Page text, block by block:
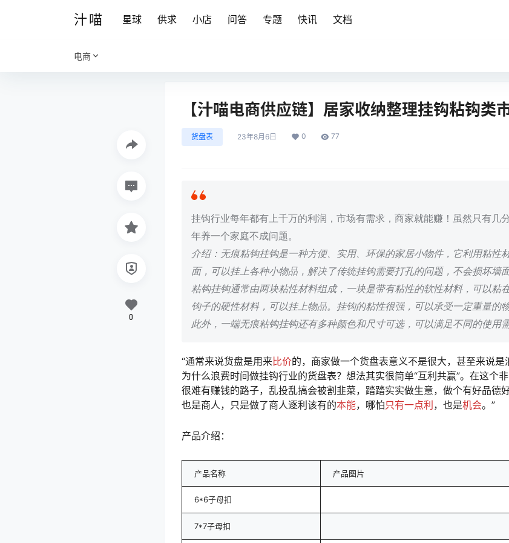
汁喵 星球 供求 小店 问答 专题 快讯 文档
电商
【汁喵电商供应链】居家收纳整理挂钩粘钩类
货盘表 23年8月6日 0 77
挂钩行业每年都有上千万的利润，市场有需求，商家就能赚！虽然只有几
年养一个家庭不成问题。
介绍：无痕粘钩挂钩是一种方便、实用、环保的家居小物件，它利用粘性
面，可以挂上各种小物品，解决了传统挂钩需要打孔的问题，不会损坏墙
粘钩挂钩通常由两块粘性材料组成，一块是带有粘性的软性材料，可以粘
钩子的硬性材料，可以挂上物品。挂钩的粘性很强，可以承受一定重量的
此外，一端无痕粘钩挂钩还有多种颜色和尺寸可选，可以满足不同的使用需
“通常来说货盘是用来比价的，商家做一个货盘表意义不是很大，甚至来说
为什么浪费时间做挂钩行业的货盘表？想法其实很简单“互利共赢”。在这个
很难有赚钱的路子，乱投乱搞会被割韭菜，踏踏实实做生意，做个有好品德
也是商人，只是做了商人逐利该有的本能，哪怕只有一点利 ，也是机会。”
产品介绍：
产品名称 产品图片
6*6子母扣
7*7子母扣
0